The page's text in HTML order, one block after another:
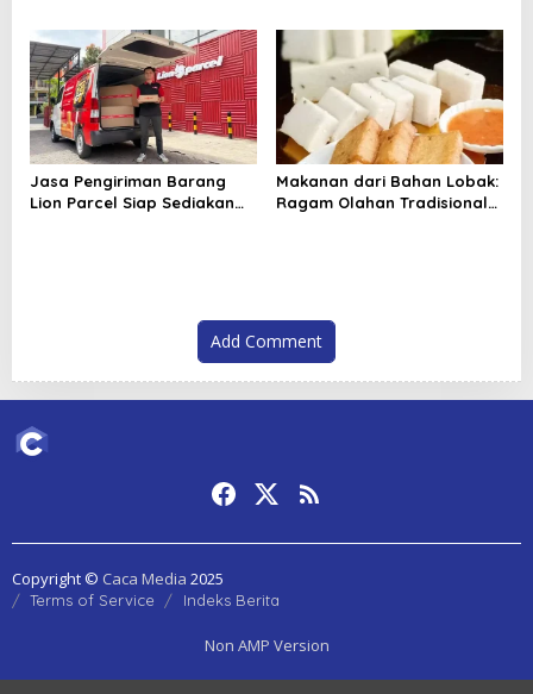
Digital
Jasa Pengiriman Barang
Lion Parcel Siap Sediakan
Makanan dari Bahan Lobak:
Ragam Olahan Tradisional
Add Comment
Copyright © Caca Media 2025
Terms of Service Indeks Berita
Non AMP Version